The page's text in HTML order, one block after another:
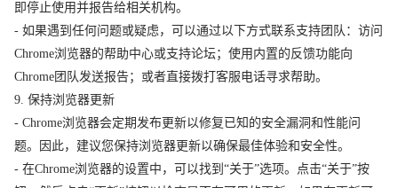
即停止使用并报告给相关机构。
- 如果遇到任何问题或疑虑，可以通过以下方式联系支持团队：访问
Chrome浏览器的帮助中心或支持论坛；使用内置的反馈功能向
Chrome团队发送报告；或者直接拨打客服电话寻求帮助。
9. 保持浏览器更新
- Chrome浏览器会定期发布更新以修复已知的安全漏洞和性能问
题。因此，建议您保持浏览器更新以确保最佳体验和安全性。
- 在Chrome浏览器的设置中，可以找到“关于”选项。点击“关于”按